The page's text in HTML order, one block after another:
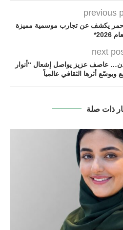
previous
الأحمر يكشف عن تجارب موسمية مميزة
2026*
next
عاصف عزيز يواصل إشعال “أنوار
ويوسّع أثرها الثقافي عالمياً
ذات صلة